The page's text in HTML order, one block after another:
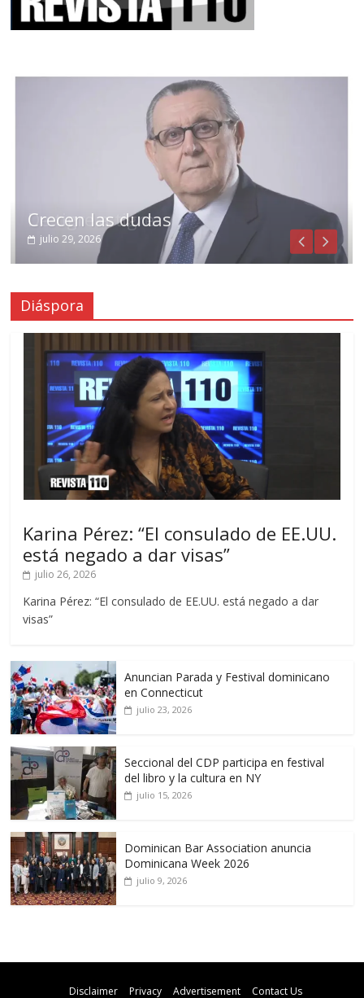
Crecen las dudas
julio 29, 2026
Diáspora
Karina Pérez: “El consulado de EE.UU.
está negado a dar visas”
julio 26, 2026
Karina Pérez: “El consulado de EE.UU. está negado a dar
visas”
Anuncian Parada y Festival dominicano
en Connecticut
julio 23, 2026
Seccional del CDP participa en festival
del libro y la cultura en NY
julio 15, 2026
Dominican Bar Association anuncia
Dominicana Week 2026
julio 9, 2026
Disclaimer Privacy Advertisement Contact Us